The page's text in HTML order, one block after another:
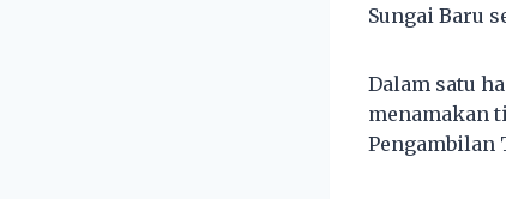
Sungai Baru
Dalam satu
menamakan
Pengambilan